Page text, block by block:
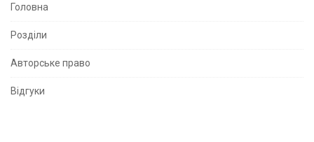
S
e
S
Головна
Розділи
Авторське право
Відгуки